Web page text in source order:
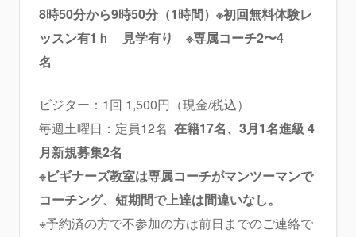
8時50分から9時50分（1時間）※初回無料体験レ
ッスン有1ｈ 見学有り
※専属コーチ2〜4
名
ビジター：1回 1,500円（現金/税込）
毎週土曜日：定員12名 在籍17名、3月1名進級 4
月新規募集2名
※ビギナーズ教室は専属コーチがマンツーマンで
コーチング、短期間で上達は間違いなし。
※予約済の方で不参加の方は前日までのご連絡で